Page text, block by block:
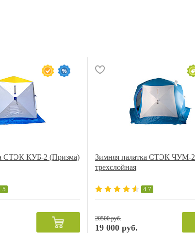
СТЭК КУБ-2 (Призма)
Зимняя палатка СТЭК ЧУМ-2
трехслойная
4.7
20500 руб.
19 000 руб.